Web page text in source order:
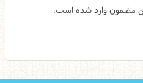
مضمون وارد شده است.